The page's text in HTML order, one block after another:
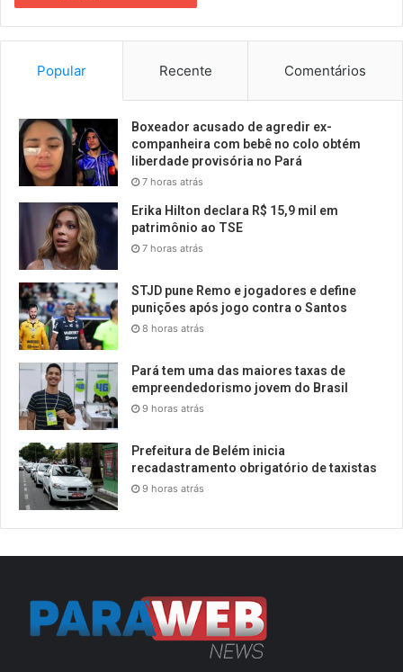
Popular Recente Comentários
Boxeador acusado de agredir ex-
companheira com bebê no colo obtém
liberdade provisória no Pará
7 horas atrás
Erika Hilton declara R$ 15,9 mil em
patrimônio ao TSE
7 horas atrás
STJD pune Remo e jogadores e define
punições após jogo contra o Santos
8 horas atrás
Pará tem uma das maiores taxas de
empreendedorismo jovem do Brasil
9 horas atrás
Prefeitura de Belém inicia
recadastramento obrigatório de taxistas
9 horas atrás